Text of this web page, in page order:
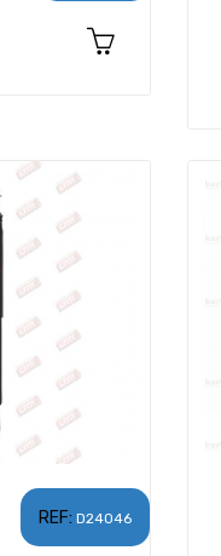
REF: D24046